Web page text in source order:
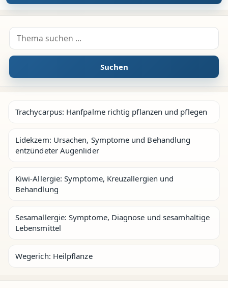
Suche nach:
Suchen
Trachycarpus: Hanfpalme richtig pflanzen und pflegen
Lidekzem: Ursachen, Symptome und Behandlung
entzündeter Augenlider
Kiwi-Allergie: Symptome, Kreuzallergien und
Behandlung
Sesamallergie: Symptome, Diagnose und sesamhaltige
Lebensmittel
Wegerich: Heilpflanze